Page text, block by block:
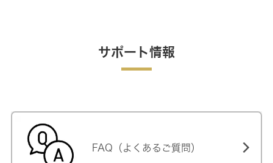
サポート情報
FAQ（よくあるご質問）